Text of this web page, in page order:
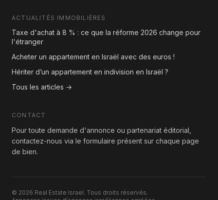
ACTUALITÉS IMMOBILIÈRES
Taxe d'achat à 8 % : ce que la réforme 2026 change pour
l'étranger
Acheter un appartement en Israël avec des euros !
Hériter d’un appartement en indivision en Israël ?
Tous les articles →
CONTACT
Pour toute demande d'annonce ou partenariat éditorial,
contactez-nous via le formulaire présent sur chaque page
de bien.
© 2026 Real Estate Israel. Tous droits réservés.